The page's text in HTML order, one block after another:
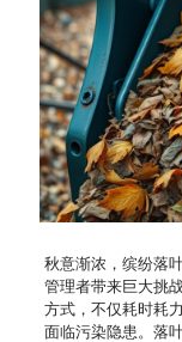
秋意渐浓，缤纷落
管理者带来巨大挑
方式，不仅耗时耗
面临污染隐患。落